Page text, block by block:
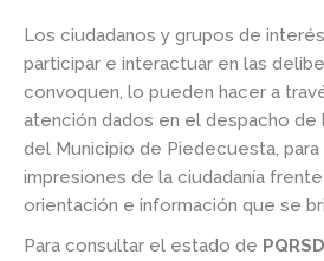
Los ciudadanos y grupos de
participar e interactuar en las
convoquen, lo pueden hacer a
atención dados en el despacho de
del Municipio de Piedecuesta,
impresiones de la ciudadanía
orientación e información que se
Para consultar el estado de PQRSD